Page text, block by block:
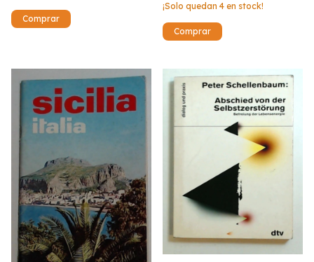
¡Solo quedan 4 en stock!